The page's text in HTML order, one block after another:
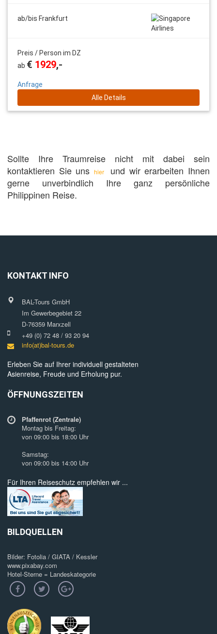
ab/bis Frankfurt
Preis / Person im DZ
ab € 1929,-
Anfrage
Alle Details
Sollte Ihre Traumreise nicht mit dabei sein
kontaktieren Sie uns hier
und wir erarbeiten Ihnen
gerne unverbindlich Ihre ganz persönliche
Philippinen Reise.
KONTAKT INFO
BAL-Tours GmbH
Im Gewerbegebiet 22
D-76359 Marxzell
+49 (0) 72 48 / 93 20 94
info(at)bal-tours.de
Erleben Sie auf Ihrer individuell gestalteten
Asienreise, Freude und Erholung pur.
ÖFFNUNGSZEITEN
Pfaffenrot (Zentrale)
Montag bis Freitag:
von 09:00 bis 18:00 Uhr
Samstag:
von 09:00 bis 14:00 Uhr
Für Ihren Reiseschutz empfehlen wir ...
BILDQUELLEN
Bilder: Fotolia / GIATA / Kessler
www.pixabay.com
Hotel-Sterne = Landeskategorie